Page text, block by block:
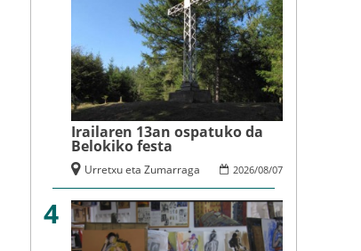
Irailaren 13an ospatuko da
Belokiko festa
2026/08/07
Urretxu eta Zumarraga
4